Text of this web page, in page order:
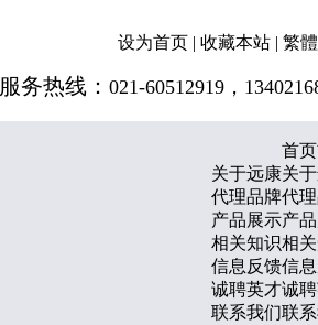
设为首页 | 收藏本站 | 繁
服务热线： 021-60512919，
首页
关于远康关
代理品牌代
产品展示产
相关知识相
信息反馈信
诚聘英才诚
联系我们联